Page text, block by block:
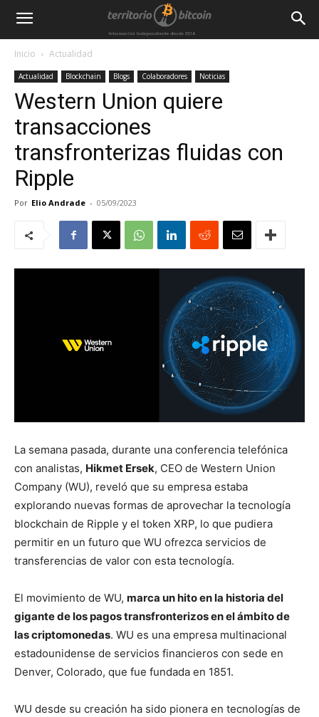
Inicio Actualidad
Actualidad Blockchain Blogs Colaboradores Noticias
Western Union quiere
transacciones
transfronterizas fluidas con
Ripple
Por Elio Andrade - 05/09/2023
La semana pasada, durante una conferencia telefónica
con analistas, Hikmet Ersek, CEO de Western Union
Company (WU), reveló que su empresa estaba
explorando nuevas formas de aprovechar la tecnología
blockchain de Ripple y el token XRP, lo que pudiera
permitir en un futuro que WU ofrezca servicios de
transferencias de valor con esta tecnología.
El movimiento de WU, marca un hito en la historia del
gigante de los pagos transfronterizos en el ámbito de
las criptomonedas. WU es una empresa multinacional
estadounidense de servicios financieros con sede en
Denver, Colorado, que fue fundada en 1851.
WU desde su creación ha sido pionera en tecnologías de